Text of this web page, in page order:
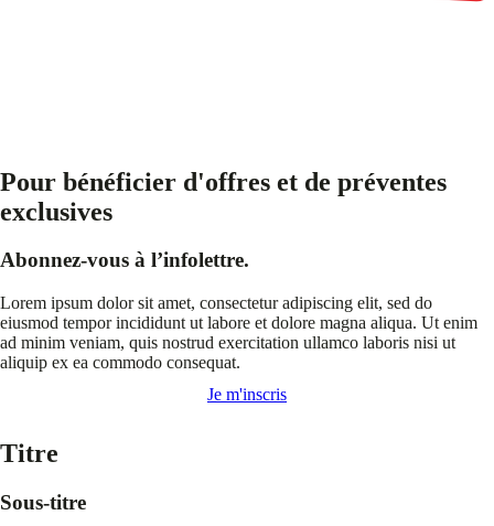
Pour bénéficier d'offres et de préventes
exclusives
Abonnez-vous à l’infolettre.
Lorem ipsum dolor sit amet, consectetur adipiscing elit, sed do
eiusmod tempor incididunt ut labore et dolore magna aliqua. Ut enim
ad minim veniam, quis nostrud exercitation ullamco laboris nisi ut
aliquip ex ea commodo consequat.
Je m'inscris
Titre
Sous-titre